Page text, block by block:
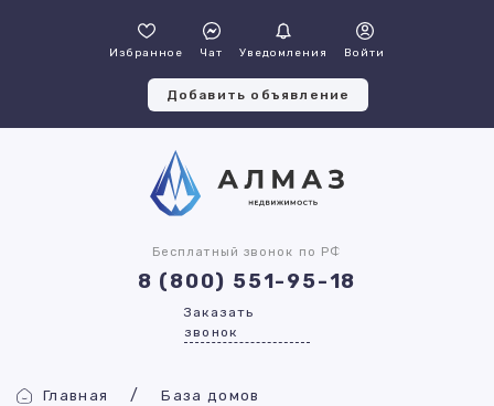
Избранное Чат Уведомления Войти
Добавить объявление
Бесплатный звонок по РФ
8 (800) 551-95-18
Заказать
звонок
Главная База домов